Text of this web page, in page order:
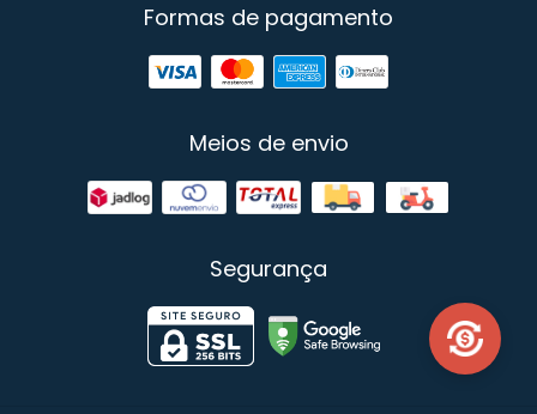
Formas de pagamento
Meios de envio
Segurança